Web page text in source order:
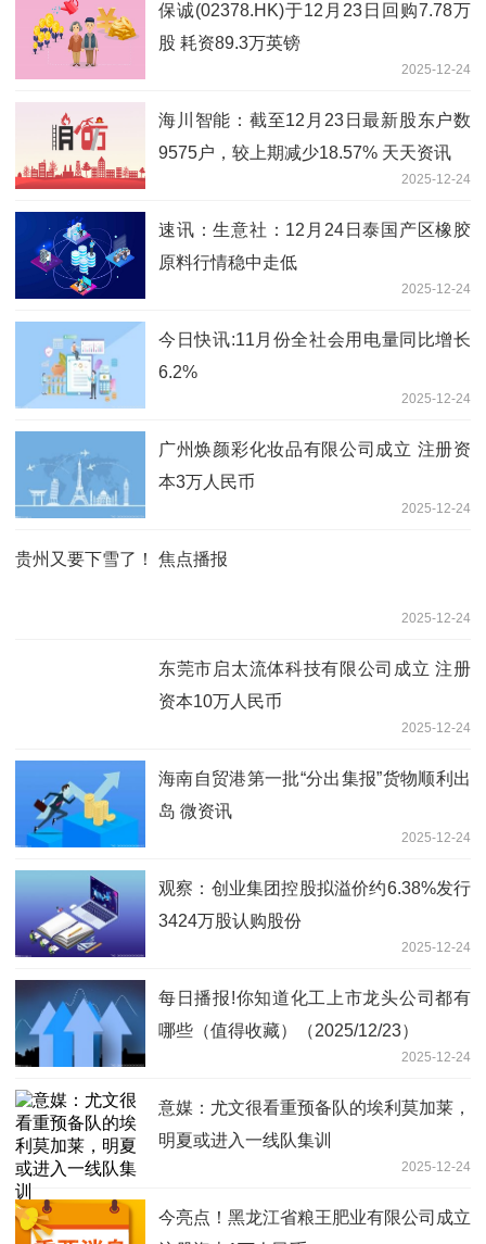
保诚(02378.HK)于12月23日回购7.78万
股 耗资89.3万英镑
2025-12-24
海川智能：截至12月23日最新股东户数
9575户，较上期减少18.57% 天天资讯
2025-12-24
速讯：生意社：12月24日泰国产区橡胶
原料行情稳中走低
2025-12-24
今日快讯:11月份全社会用电量同比增长
6.2%
2025-12-24
广州焕颜彩化妆品有限公司成立 注册资
本3万人民币
2025-12-24
贵州又要下雪了！ 焦点播报
2025-12-24
东莞市启太流体科技有限公司成立 注册
资本10万人民币
2025-12-24
海南自贸港第一批“分出集报”货物顺利出
岛 微资讯
2025-12-24
观察：创业集团控股拟溢价约6.38%发行
3424万股认购股份
2025-12-24
每日播报!你知道化工上市龙头公司都有
哪些（值得收藏）（2025/12/23）
2025-12-24
意媒：尤文很看重预备队的埃利莫加莱，
明夏或进入一线队集训
2025-12-24
今亮点！黑龙江省粮王肥业有限公司成立